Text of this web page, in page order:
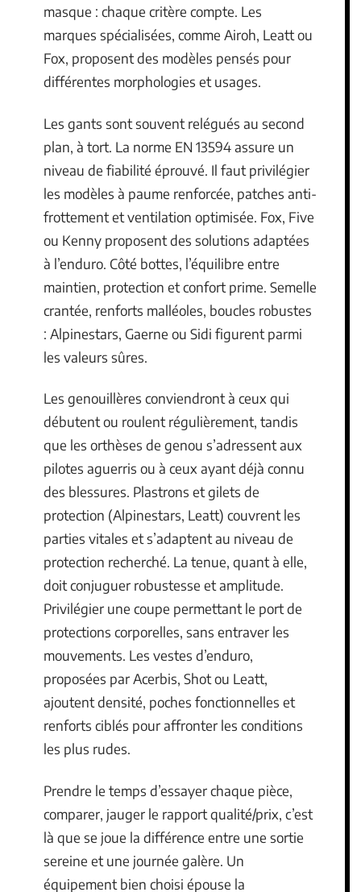
masque : chaque critère compte. Les
marques spécialisées, comme Airoh, Leatt ou
Fox, proposent des modèles pensés pour
différentes morphologies et usages.
Les gants sont souvent relégués au second
plan, à tort. La norme EN 13594 assure un
niveau de fiabilité éprouvé. Il faut privilégier
les modèles à paume renforcée, patches anti-
frottement et ventilation optimisée. Fox, Five
ou Kenny proposent des solutions adaptées
à l’enduro. Côté bottes, l’équilibre entre
maintien, protection et confort prime. Semelle
crantée, renforts malléoles, boucles robustes
: Alpinestars, Gaerne ou Sidi figurent parmi
les valeurs sûres.
Les genouillères conviendront à ceux qui
débutent ou roulent régulièrement, tandis
que les orthèses de genou s’adressent aux
pilotes aguerris ou à ceux ayant déjà connu
des blessures. Plastrons et gilets de
protection (Alpinestars, Leatt) couvrent les
parties vitales et s’adaptent au niveau de
protection recherché. La tenue, quant à elle,
doit conjuguer robustesse et amplitude.
Privilégier une coupe permettant le port de
protections corporelles, sans entraver les
mouvements. Les vestes d’enduro,
proposées par Acerbis, Shot ou Leatt,
ajoutent densité, poches fonctionnelles et
renforts ciblés pour affronter les conditions
les plus rudes.
Prendre le temps d’essayer chaque pièce,
comparer, jauger le rapport qualité/prix, c’est
là que se joue la différence entre une sortie
sereine et une journée galère. Un
équipement bien choisi épouse la